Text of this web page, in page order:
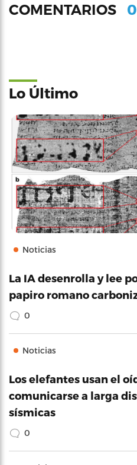
COMENTARIOS 0
Lo Último
Noticias
La IA desenrolla y lee
papiro romano
0
Noticias
Los elefantes usan el
comunicarse a larga
sísmicas
0